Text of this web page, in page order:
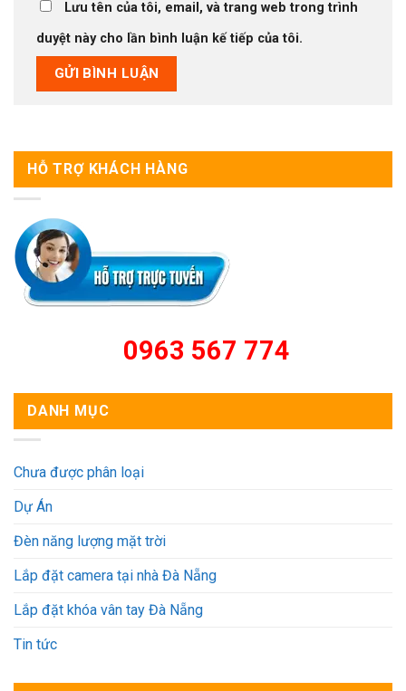
Lưu tên của tôi, email, và trang web trong trình
duyệt này cho lần bình luận kế tiếp của tôi.
HỖ TRỢ KHÁCH HÀNG
0963 567 774
DANH MỤC
Chưa được phân loại
Dự Án
Đèn năng lượng mặt trời
Lắp đặt camera tại nhà Đà Nẵng
Lắp đặt khóa vân tay Đà Nẵng
Tin tức